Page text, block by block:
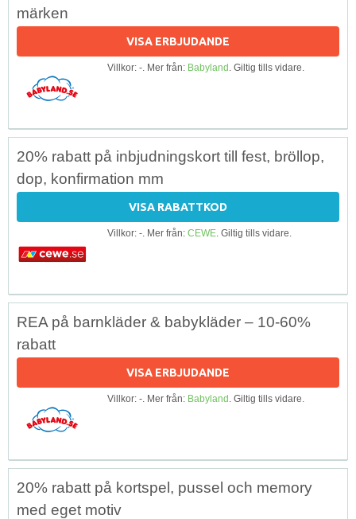
märken
VISA ERBJUDANDE
Villkor: -. Mer från: Babyland. Giltig tills vidare.
20% rabatt på inbjudningskort till fest, bröllop,
dop, konfirmation mm
VISA RABATTKOD
Villkor: -. Mer från: CEWE. Giltig tills vidare.
REA på barnkläder & babykläder – 10-60%
rabatt
VISA ERBJUDANDE
Villkor: -. Mer från: Babyland. Giltig tills vidare.
20% rabatt på kortspel, pussel och memory
med eget motiv